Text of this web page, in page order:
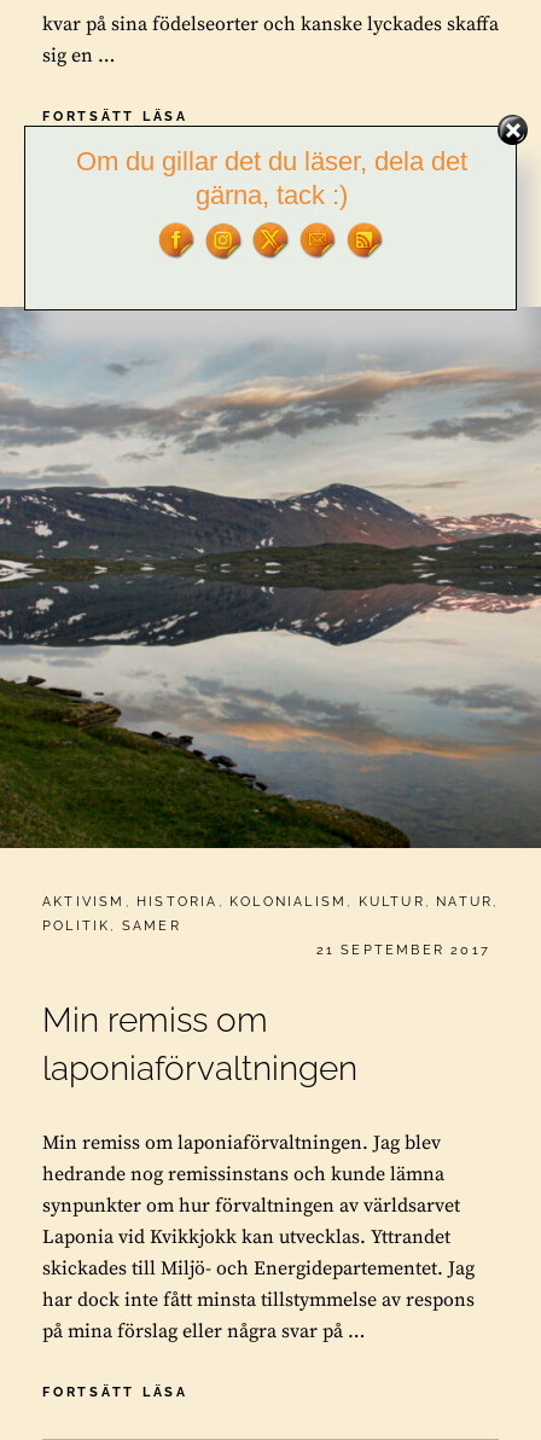
kvar på sina födelseorter och kanske lyckades skaffa
sig en …
FORTSÄTT LÄSA
RENBETESLAGEN
1928
23 COMMENTS
CATEGORIES:
AKTIVISM , HISTORIA , KOLONIALISM , KULTUR , NATUR ,
POLITIK , SAMER
PUBLICERAT
21 SEPTEMBER 2017
Min remiss om
laponiaförvaltningen
Min remiss om laponiaförvaltningen. Jag blev
hedrande nog remissinstans och kunde lämna
synpunkter om hur förvaltningen av världsarvet
Laponia vid Kvikkjokk kan utvecklas. Yttrandet
skickades till Miljö- och Energidepartementet. Jag
har dock inte fått minsta tillstymmelse av respons
på mina förslag eller några svar på …
FORTSÄTT LÄSA
Om du gillar det du läser, dela det
gärna, tack :)